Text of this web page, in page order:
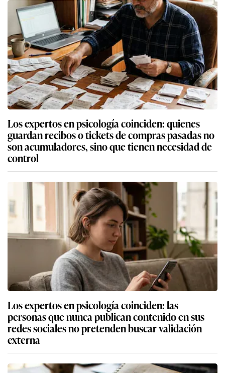
Los expertos en psicología coinciden: quienes
guardan recibos o tickets de compras pasadas no
son acumuladores, sino que tienen necesidad de
control
Los expertos en psicología coinciden: las
personas que nunca publican contenido en sus
redes sociales no pretenden buscar validación
externa